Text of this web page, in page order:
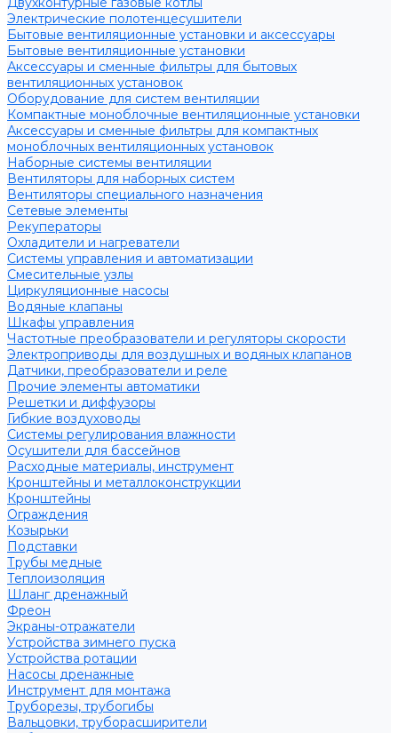
Электрические полотенцесушители
Бытовые вентиляционные установки и аксессуары
Бытовые вентиляционные установки
Аксессуары и сменные фильтры для бытовых
вентиляционных установок
Оборудование для систем вентиляции
Компактные моноблочные вентиляционные установки
Аксессуары и сменные фильтры для компактных
моноблочных вентиляционных установок
Наборные системы вентиляции
Вентиляторы для наборных систем
Вентиляторы специального назначения
Сетевые элементы
Рекуператоры
Охладители и нагреватели
Системы управления и автоматизации
Смесительные узлы
Циркуляционные насосы
Водяные клапаны
Шкафы управления
Частотные преобразователи и регуляторы скорости
Электроприводы для воздушных и водяных клапанов
Датчики, преобразователи и реле
Прочие элементы автоматики
Решетки и диффузоры
Гибкие воздуховоды
Системы регулирования влажности
Осушители для бассейнов
Расходные материалы, инструмент
Кронштейны и металлоконструкции
Кронштейны
Ограждения
Козырьки
Подставки
Трубы медные
Теплоизоляция
Шланг дренажный
Фреон
Экраны-отражатели
Устройства зимнего пуска
Устройства ротации
Насосы дренажные
Инструмент для монтажа
Труборезы, трубогибы
Вальцовки, труборасширители